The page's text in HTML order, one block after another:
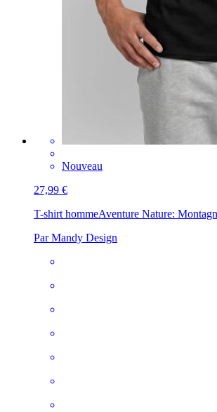
Nouveau
27,99 €
T-shirt hommeAventure Nature:
Par Mandy Design